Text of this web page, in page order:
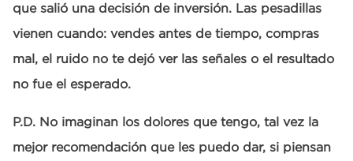
que salió una decisión de inversión. Las pesadillas
vienen cuando: vendes antes de tiempo, compras
mal, el ruido no te dejó ver las señales o el resultado
no fue el esperado.
P.D. No imaginan los dolores que tengo, tal vez la
mejor recomendación que les puedo dar, si piensan